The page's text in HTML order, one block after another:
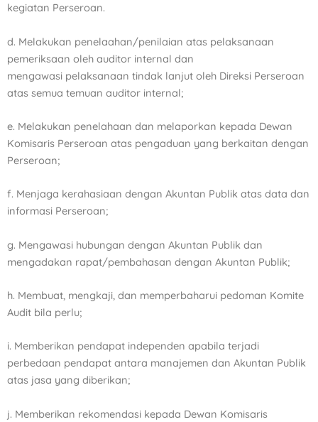
kegiatan Perseroan.
d. Melakukan penelaahan/penilaian atas pelaksanaan
pemeriksaan oleh auditor internal dan
mengawasi pelaksanaan tindak lanjut oleh Direksi Perseroan
atas semua temuan auditor internal;
e. Melakukan penelahaan dan melaporkan kepada Dewan
Komisaris Perseroan atas pengaduan yang berkaitan dengan
Perseroan;
f. Menjaga kerahasiaan dengan Akuntan Publik atas data dan
informasi Perseroan;
g. Mengawasi hubungan dengan Akuntan Publik dan
mengadakan rapat/pembahasan dengan Akuntan Publik;
h. Membuat, mengkaji, dan memperbaharui pedoman Komite
Audit bila perlu;
i. Memberikan pendapat independen apabila terjadi
perbedaan pendapat antara manajemen dan Akuntan Publik
atas jasa yang diberikan;
j. Memberikan rekomendasi kepada Dewan Komisaris